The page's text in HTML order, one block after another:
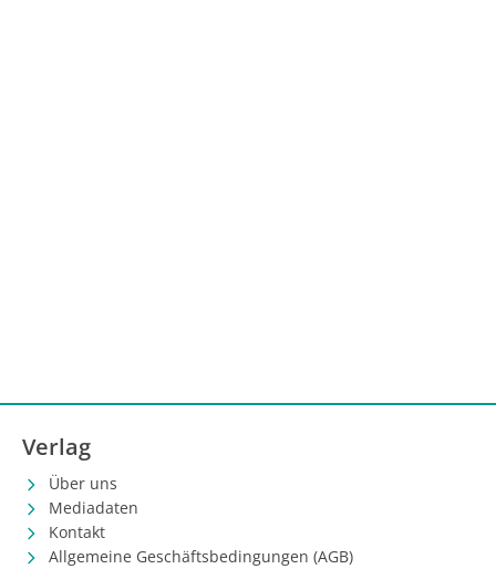
Verlag
Über uns
Mediadaten
Kontakt
Allgemeine Geschäftsbedingungen (AGB)